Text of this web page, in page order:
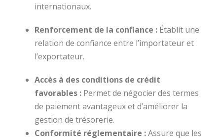
internationaux.
Renforcement de la confiance : Établit une
relation de confiance entre l’importateur et
l’exportateur.
Accès à des conditions de crédit
favorables : Permet de négocier des termes
de paiement avantageux et d’améliorer la
gestion de trésorerie.
Conformité réglementaire :Assure que les